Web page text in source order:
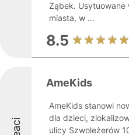
Ząbek. Usytuowane
miasta, w ...
8.5
AmeKids
AmeKids stanowi
dla dzieci,
ulicy Szwoleżerów